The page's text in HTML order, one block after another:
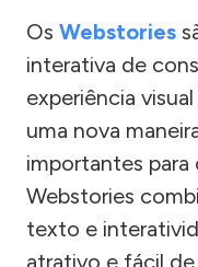
Os Webstories
interativa de
experiência
uma nova
importantes para
Webstories
texto e
atrativo e fácil